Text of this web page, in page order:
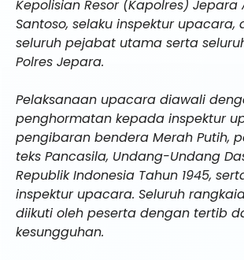
Kepolisian Resor (Kapolres) Jepara
Santoso, selaku inspektur upacara,
seluruh pejabat utama serta
Polres Jepara.
Pelaksanaan upacara diawali
penghormatan kepada inspektur
pengibaran bendera Merah Putih,
teks Pancasila, Undang-Undang
Republik Indonesia Tahun 1945,
inspektur upacara. Seluruh
diikuti oleh peserta dengan tertib
kesungguhan.